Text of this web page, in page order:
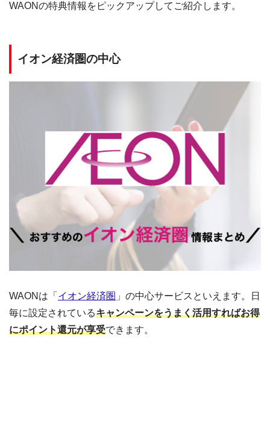
WAONの特典情報をピックアップしてご紹介します。
イオン経済圏の中心
WAONは「 イオン経済圏 」の中心サービスといえます。日
毎に設定されているキャンペーンをうまく活用すればお得
にポイント還元が享受できます。